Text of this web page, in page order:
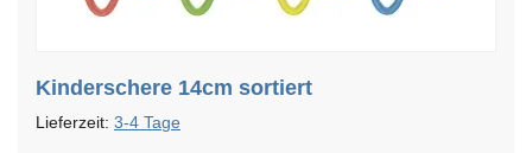
Kinderschere 14cm sortiert
Lieferzeit: 3-4 Tage